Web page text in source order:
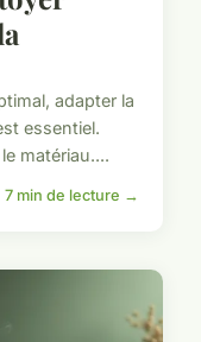
adapter la
essentiel.
matériau....
7 min de lecture →